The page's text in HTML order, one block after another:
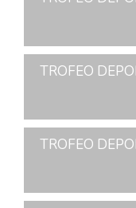
TROFEO
TROFEO